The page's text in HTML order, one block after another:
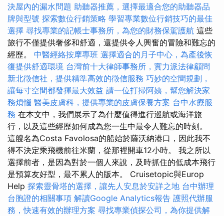
決屋內的漏水問題 助聽器推薦，選擇最適合您的助聽器品
牌與型號 探索數位行銷策略 學習專業數位行銷技巧的最佳
選擇 尋找專業的記帳士事務所，為您的財務保駕護航 這些
旅行不僅提供奢侈和舒適，還提供令人興奮的冒險和難忘的
經歷。 中醫經絡按摩專班 選擇適合的月子中心，為產後恢
復提供舒適環境 台灣前十大律師事務所，實力派法律顧問
新北徵信社，提供精準高效的徵信服務 巧妙的空間規劃，
讓每寸空間都發揮最大效益 請一位打掃阿姨，幫您解決家
務煩惱 醫美皮膚科，提供專業的皮膚保養方案 台中水療服
務 在本文中，我們展示了為什麼值得進行巡航或海洋旅
行，以及這些經歷如何成為您一生中最令人難忘的時刻。
這艘名為Costa Favolosa的船始於薩沃納港口，因此我不
得不決定乘飛機前往米蘭，從那裡開車12小時。 我之所以
選擇前者，是因為對於一個人來說，及時抓住的低成本飛行
是預算友好型，最不累人的版本。 Cruisetopic與Europ
Help 探索靈骨塔的選擇，讓先人安息於安詳之地 台中辦理
台胞證的相關事項 解讀Google Analytics報告 護照代辦服
務，快速有效的辦理方案 尋找專業偵探公司，為你提供解